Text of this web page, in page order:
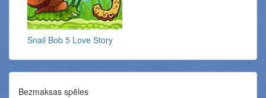
Snail Bob 5 Love Story
Bezmaksas spēles